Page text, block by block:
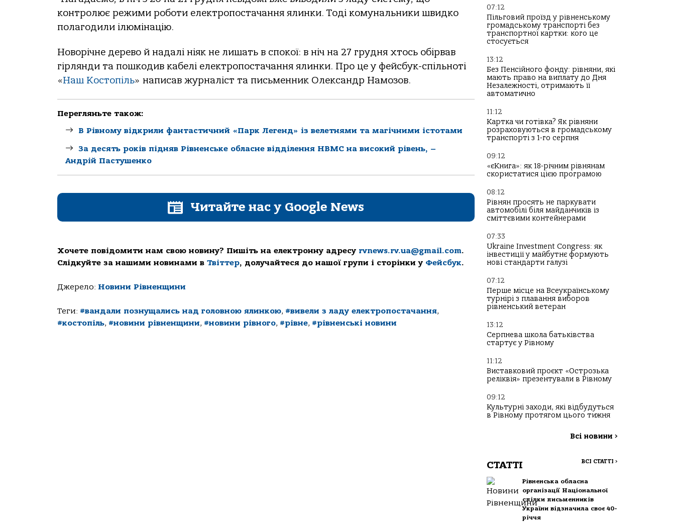
контролює режими роботи електропостачання ялинки. Тоді комунальники швидко
полагодили ілюмінацію.
Новорічне дерево й надалі ніяк не лишать в спокої: в ніч на 27 грудня хтось обірвав
гірлянди та пошкодив кабелі електропостачання ялинки. Про це у фейсбук-спільноті
«Наш Костопіль» написав журналіст та письменник Олександр Намозов.
Перегляньте також:
В Рівному відкрили фантастичний «Парк Легенд» із велетнями та магічними істотами
За десять років підняв Рівненське обласне відділення НВМС на високий рівень, –
Андрій Пастушенко
Читайте нас у Google News
Хочете повідомити нам свою новину? Пишіть на електронну адресу rvnews.rv.ua@gmail.com.
Слідкуйте за нашими новинами в Твіттер, долучайтеся до нашої групи і сторінки у Фейсбук.
Джерело: Новини Рівненщини
Теги: #вандали познущались над головною ялинкою, #вивели з ладу електропостачання,
#костопіль, #новини рівненщини, #новини рівного, #рівне, #рівненські новини
07:12
Пільговий проїзд у рівненському
громадському транспорті без
транспортної картки: кого це
стосується
13:12
Без Пенсійного фонду: рівняни, які
мають право на виплату до Дня
Незалежності, отримають її
автоматично
11:12
Картка чи готівка? Як рівняни
розраховуються в громадському
транспорті з 1-го серпня
09:12
«єКнига»: як 18-річним рівнянам
скористатися цією програмою
08:12
Рівнян просять не паркувати
автомобілі біля майданчиків із
сміттєвими контейнерами
07:33
Ukraine Investment Congress: як
інвестиції у майбутнє формують
нові стандарти галузі
07:12
Перше місце на Всеукраїнському
турнірі з плавання виборов
рівненський ветеран
13:12
Серпнева школа батьківства
стартує у Рівному
11:12
Виставковий проєкт «Острозька
реліквія» презентували в Рівному
09:12
Культурні заходи, які відбудуться
в Рівному протягом цього тижня
Всі новини >
СТАТТІ ВСІ СТАТТІ >
Рівненська обласна
організації Національної
спілки письменників
України відзначила своє 40-
річчя